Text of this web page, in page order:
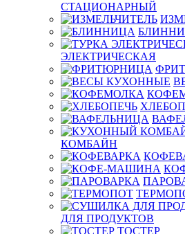
СТАЦИОНАРНЫЙ
ЭЛЕКТРИЧЕСКАЯ
КОМБАЙН
ДЛЯ ПРОДУКТОВ
ТОСТЕР